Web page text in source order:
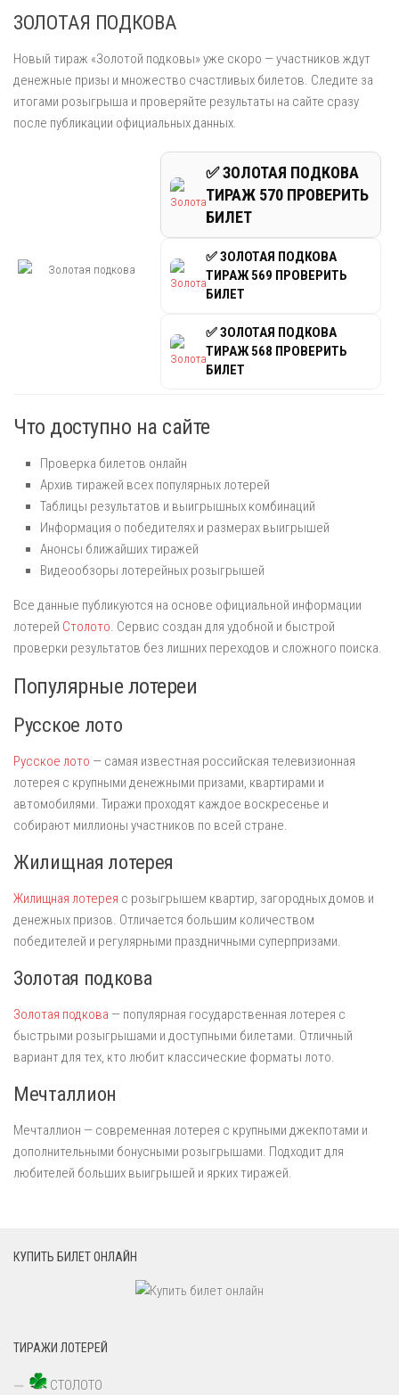
ЗОЛОТАЯ ПОДКОВА
Новый тираж «Золотой подковы» уже скоро — участников ждут
денежные призы и множество счастливых билетов. Следите за
итогами розыгрыша и проверяйте результаты на сайте сразу
после публикации официальных данных.
✅ ЗОЛОТАЯ ПОДКОВА
ТИРАЖ 570 ПРОВЕРИТЬ
БИЛЕТ
✅ ЗОЛОТАЯ ПОДКОВА
ТИРАЖ 569 ПРОВЕРИТЬ
БИЛЕТ
✅ ЗОЛОТАЯ ПОДКОВА
ТИРАЖ 568 ПРОВЕРИТЬ
БИЛЕТ
Что доступно на сайте
Проверка билетов онлайн
Архив тиражей всех популярных лотерей
Таблицы результатов и выигрышных комбинаций
Информация о победителях и размерах выигрышей
Анонсы ближайших тиражей
Видеообзоры лотерейных розыгрышей
Все данные публикуются на основе официальной информации
лотерей Столото. Сервис создан для удобной и быстрой
проверки результатов без лишних переходов и сложного поиска.
Популярные лотереи
Русское лото
Русское лото — самая известная российская телевизионная
лотерея с крупными денежными призами, квартирами и
автомобилями. Тиражи проходят каждое воскресенье и
собирают миллионы участников по всей стране.
Жилищная лотерея
Жилищная лотерея с розыгрышем квартир, загородных домов и
денежных призов. Отличается большим количеством
победителей и регулярными праздничными суперпризами.
Золотая подкова
Золотая подкова — популярная государственная лотерея с
быстрыми розыгрышами и доступными билетами. Отличный
вариант для тех, кто любит классические форматы лото.
Мечталлион
Мечталлион — современная лотерея с крупными джекпотами и
дополнительными бонусными розыгрышами. Подходит для
любителей больших выигрышей и ярких тиражей.
КУПИТЬ БИЛЕТ ОНЛАЙН
ТИРАЖИ ЛОТЕРЕЙ
СТОЛОТО